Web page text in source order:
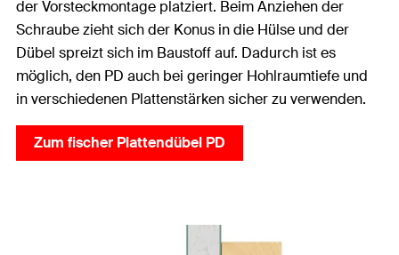
der Vorsteckmontage platziert. Beim Anziehen der
Schraube zieht sich der Konus in die Hülse und der
Dübel spreizt sich im Baustoff auf. Dadurch ist es
möglich, den PD auch bei geringer Hohlraumtiefe und
in verschiedenen Plattenstärken sicher zu verwenden.
Zum fischer Plattendübel PD